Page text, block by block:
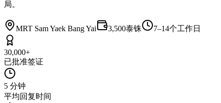
局。
MRT Sam Yaek Bang Yai 3,500泰铢 7–14个工作日
30,000+
已批准签证
5 分钟
平均回复时间